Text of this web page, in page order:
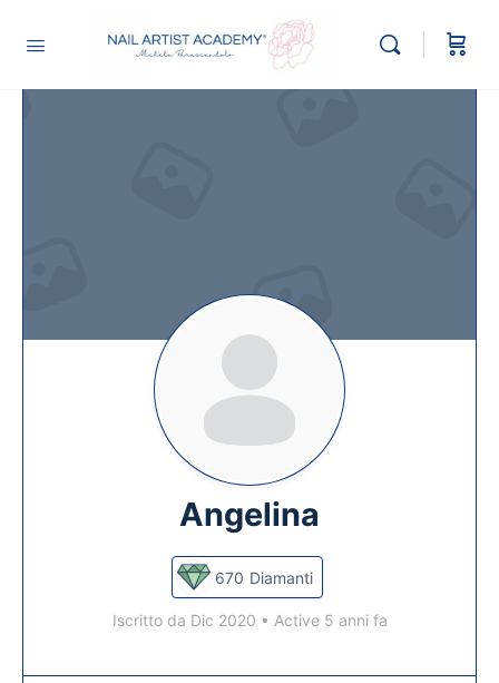
Angelina
670 Diamanti
Iscritto da Dic 2020 • Active 5 anni fa